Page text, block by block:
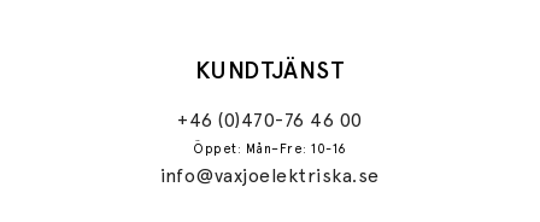
KUNDTJÄNST
+46 (0)470-76 46 00
Öppet: Mån–Fre: 10-16
info@vaxjoelektriska.se